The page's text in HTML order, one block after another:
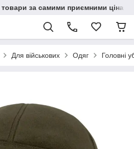
товари за самими приємними
Для військових Одяг Головні